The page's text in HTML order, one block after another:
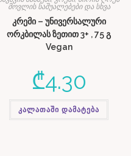
მოვლის საშუალებები და სხვა
კრემი – უნივერსალური
ორკბილას ზეთით 3+ , 75 გ
Vegan
₾4.30
კალათაში დამატება